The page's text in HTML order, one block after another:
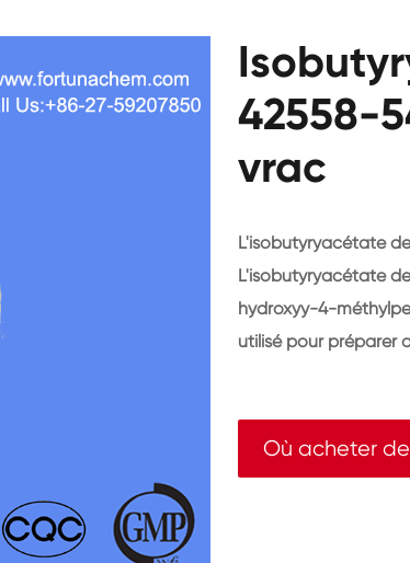
42558-
vrac
L'isobutyryacétate
L'isobutyryacétate
hydroxyy-4-
utilisé pour préparer
Où acheter